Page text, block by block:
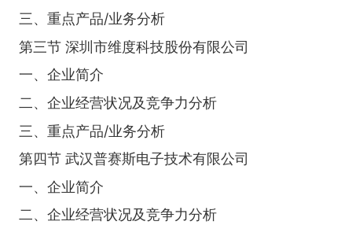
三、重点产品/业务分析
第三节 深圳市维度科技股份有限公司
一、企业简介
二、企业经营状况及竞争力分析
三、重点产品/业务分析
第四节 武汉普赛斯电子技术有限公司
一、企业简介
二、企业经营状况及竞争力分析